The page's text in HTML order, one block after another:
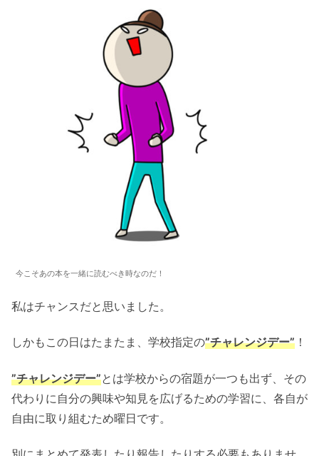
今こそあの本を一緒に読むべき時なのだ！
私はチャンスだと思いました。
しかもこの日はたまたま、学校指定の”チャレンジデー” ！
”チャレンジデー”とは学校からの宿題が一つも出ず、その
代わりに自分の興味や知見を広げるための学習に、各自が
自由に取り組むため曜日です。